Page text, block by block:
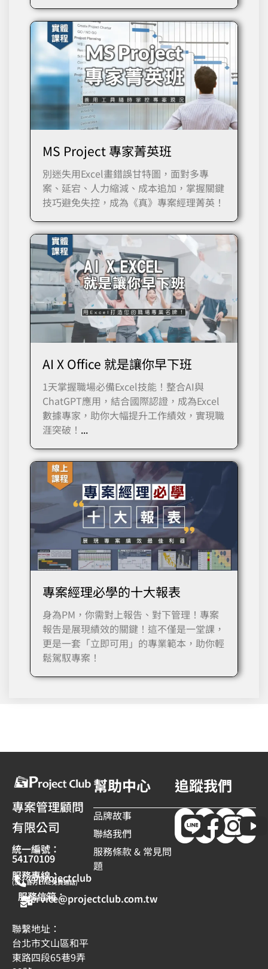
MS Project 專家菁英班
別迷失用Excel畫錯誤甘特圖，面對多專
案、延宕、人力縮減、成本追加，掌握關鍵
技巧避免失控，成為《真》專案經理菁英！
AI X Office 就是讓你早下班
1天掌握職場必備Excel技能！整合AI與
ChatGPT應用，結合國際認證，成為Excel
數據專家，助你大幅提升工作績效，實現職
涯突破！ ...
專案經理必學的十大報表
身為PM，你需對上報告、對下管理！專案
報告是展現績效的關鍵！這不僅是一堂課，
更是一套「立即可用」的專業範本，助你輕
鬆駕馭專案！
專案管理顧問
有限公司
統一編號：
54170109
服務專線：
@projectclub
(加入官方LINE免費通話)
服務信箱：
service@projectclub.com.tw
聯繫地址：
台北市文山區和平
東路四段65巷9弄
幫助中心
品牌故事
聯絡我們
服務條款 & 常見問
題
追蹤我們